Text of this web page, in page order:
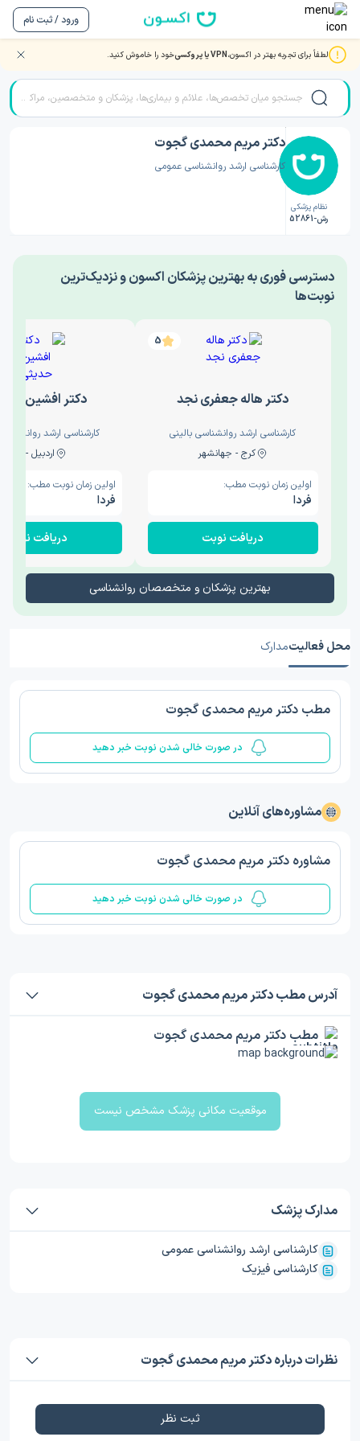
ورود / ثبت نام
لطفاً برای تجربه بهتر در اکسون،VPN یا پروکسی خود را خاموش کنید. صفحه اصلی/دکتر روانشناسی/دکتر مریم محمدی گجوت
نظام پزشکی
رش-52861
دکتر مریم محمدی گجوت
کارشناسی ارشد روانشناسی عمومی
‎دسترسی فوری به بهترین پزشکان اکسون و نزدیک‌ترین
نوبت‌ها
5
دکتر هاله جعفری نجد
کارشناسی ارشد روانشناسی بالینی
کرج - جهانشهر
اولین زمان نوبت مطب:
فردا
دریافت نوبت
دکتر افشین
کارشناسی ارشد
اردبیل - والی
اولین زمان نوبت مطب:
فردا
دریافت نوبت
بهترین پزشکان و متخصصان روانشناسی
محل فعالیتمدارک
مطب دکتر مریم محمدی گجوت
در صورت خالی شدن نوبت خبر دهید
مشاوره‌های آنلاین
مشاوره دکتر مریم محمدی گجوت
در صورت خالی شدن نوبت خبر دهید
آدرس مطب دکتر مریم محمدی گجوت
مطب دکتر مریم محمدی گجوت
موقعیت مکانی پزشک مشخص نیست
مدارک پزشک
کارشناسی ارشد روانشناسی عمومی
کارشناسی فیزیک
نظرات درباره دکتر مریم محمدی گجوت
ثبت نظر